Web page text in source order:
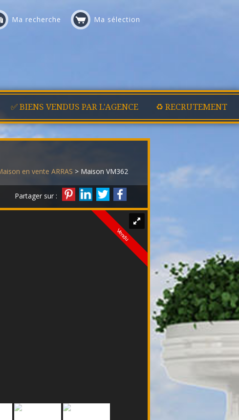
Ma recherche Ma sélection
✅ BIENS VENDUS PAR L'AGENCE ♻️ RECRUTEMENT
en vente ARRAS > Maison VM362
Partager sur :
Vendu